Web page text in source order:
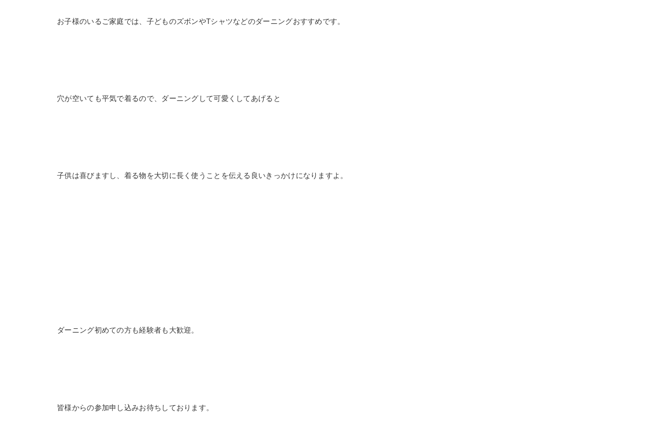
お子様のいるご家庭では、子どものズボンやTシャツなどのダーニングおすすめです。
穴が空いても平気で着るので、ダーニングして可愛くしてあげると
子供は喜びますし、着る物を大切に長く使うことを伝える良いきっかけになりますよ。
ダーニング初めての方も経験者も大歓迎。
皆様からの参加申し込みお待ちしております。